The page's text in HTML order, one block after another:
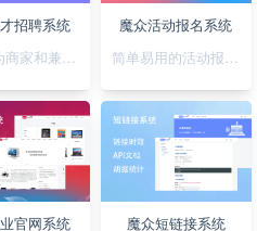
招聘系统
多城市为商家和兼职者的提供精准对接平台
魔众活动报名系统
简单易用的活动报名系统
官网系统
魔众短链接系统